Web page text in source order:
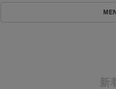
LADIES
新